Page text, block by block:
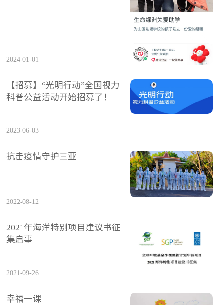
2024-01-01
【招募】“光明行动”全国视力
科普公益活动开始招募了！
2023-06-03
抗击疫情守护三亚
2022-08-12
2021年海洋特别项目建议书征
集启事
2021-09-26
幸福一课